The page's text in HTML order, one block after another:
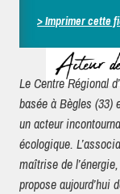
> Imprimer cette
Le Centre Régional d’Ecoénergétique d’Aquitaine, association
basée à Bègles (33)
un acteur
écologique.
maîtrise de
propose aujourd’hui